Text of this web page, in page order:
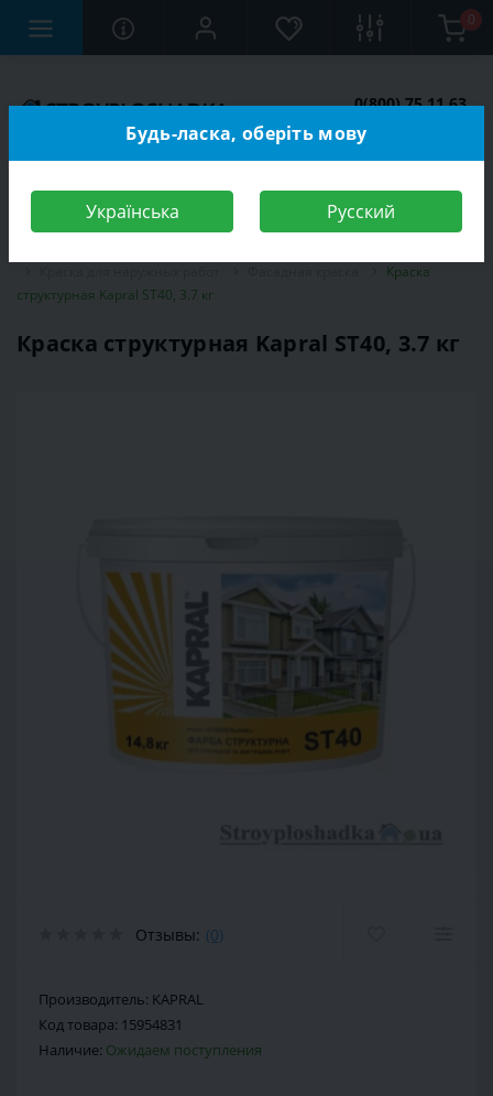
0
0(800) 75 11 63
Краска
структурная Kapral ST40, 3.7 кг
Краска структурная Kapral ST40, 3.7 кг
Отзывы: (0)
Производитель: KAPRAL
Код товара: 15954831
Наличие: Ожидаем поступления
Будь-ласка, оберіть мову
Українська Русский